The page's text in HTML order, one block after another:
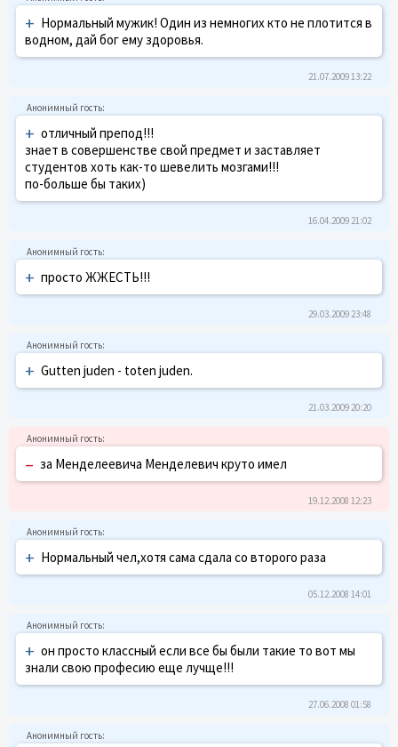
+ Нормальный мужик! Один из немногих кто не плотится в
водном, дай бог ему здоровья.
21.07.2009 13:22
+ отличный препод!!!
знает в совершенстве свой предмет и заставляет
студентов хоть как-то шевелить мозгами!!!
по-больше бы таких)
16.04.2009 21:02
+ просто ЖЖЕСТЬ!!!
29.03.2009 23:48
+ Gutten juden - toten juden.
21.03.2009 20:20
– за Менделеевича Менделевич круто имел
19.12.2008 12:23
+ Нормальный чел,хотя сама сдала со второго раза
05.12.2008 14:01
+ он просто классный если все бы были такие то вот мы
знали свою професию еще лучще!!!
27.06.2008 01:58